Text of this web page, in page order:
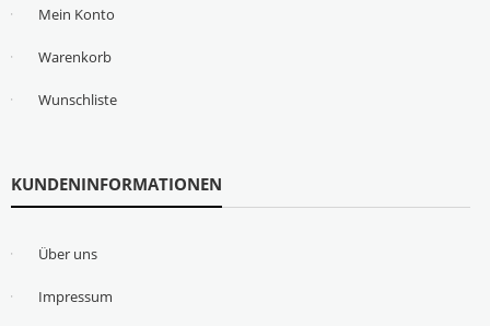
Mein Konto
Warenkorb
Wunschliste
KUNDENINFORMATIONEN
Über uns
Impressum